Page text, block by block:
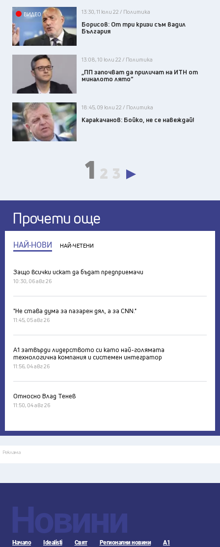
ВИДЕО 13:30, 11 юли 22 / Политика
Борисов: От три кризи съм вадил
България
13:08, 10 юли 22 / Политика
„ПП започват да приличат на ИТН от
миналото лято“
18:45, 09 юли 22 / Политика
Каракачанов: Бойко, не се навеждай!
1 2 3
Прочети още
НАЙ-НОВИ НАЙ-ЧЕТЕНИ
Защо всички искат да бъдат предприемачи
10:30, 06 авг 26
"Не става дума за пазарен дял, а за CNN."
11:45, 05 авг 26
А1 затвърди лидерството си като най-голямата
технологична компания и системен интегратор
11:56, 04 авг 26
Относно Влад Тенев
11:50, 04 авг 26
Реклама
Новини
Начало Idealisti Свят Регионални новини А1